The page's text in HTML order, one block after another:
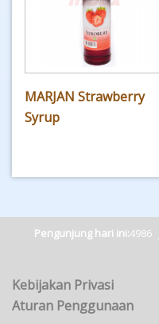
MARJAN Strawberry
Syrup
Pengunjung hari ini:4986
Kebijakan Privasi
Aturan Penggunaan